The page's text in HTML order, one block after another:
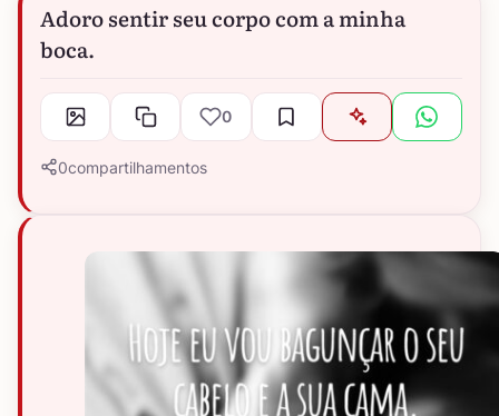
Adoro sentir seu corpo com a minha
boca.
0
0compartilhamentos